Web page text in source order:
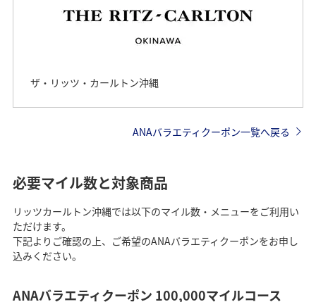
ザ・リッツ・カールトン沖縄
ANAバラエティクーポン一覧へ戻る
必要マイル数と対象商品
リッツカールトン沖縄では以下のマイル数・メニューをご利用い
ただけます。
下記よりご確認の上、ご希望のANAバラエティクーポンをお申し
込みください。
ANAバラエティクーポン 100,000マイルコース